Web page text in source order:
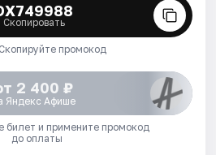
Скопировать
промокод
2 400 ₽
Яндекс Афише
билет и примените промокод
до оплаты